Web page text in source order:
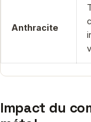
Anthracite
Impact du